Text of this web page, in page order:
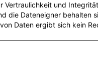
Vertraulichkeit und
die Dateneigner behalten
Daten ergibt sich kein